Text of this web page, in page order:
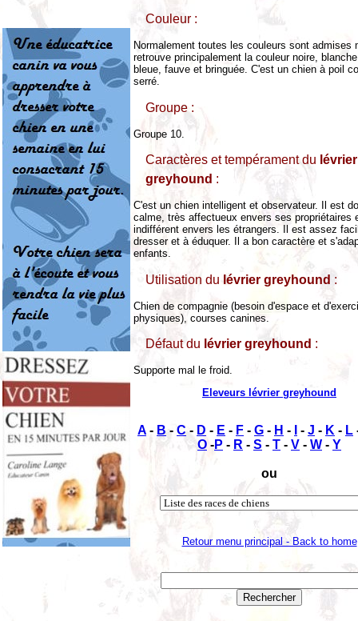
Couleur :
Normalement toutes les couleurs sont admises
retrouve principalement la couleur noire,
bleue, fauve et bringuée. C'est un chien à poil
serré.
Groupe :
Groupe 10.
Caractères et tempérament du lévrier
greyhound :
C'est un chien intelligent et observateur. Il est
calme, très affectueux envers ses propriétaires
indifférent envers les étrangers. Il est assez
dresser et à éduquer. Il a bon caractère et
enfants.
Utilisation du lévrier greyhound :
Chien de compagnie (besoin d'espace et
physiques), courses canines.
Défaut du lévrier greyhound :
Supporte mal le froid.
Eleveurs lévrier greyhound
A - B - C - D - E - F - G - H - - J - K - L
O -P - R - S - T - V - W - Y
ou
Retour menu principal - Back to home